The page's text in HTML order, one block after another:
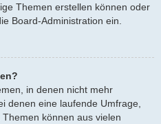
Themen erstellen können oder
Board-Administration ein.
in denen nicht mehr
denen eine laufende Umfrage,
können aus vielen